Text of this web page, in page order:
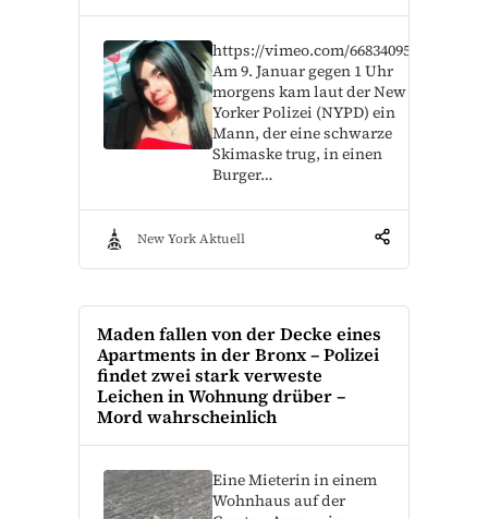
https://vimeo.com/668340952
Am 9. Januar gegen 1 Uhr
morgens kam laut der New
Yorker Polizei (NYPD) ein
Mann, der eine schwarze
Skimaske trug, in einen
Burger…
New York Aktuell
Maden fallen von der Decke eines
Apartments in der Bronx – Polizei
findet zwei stark verweste
Leichen in Wohnung drüber –
Mord wahrscheinlich
Eine Mieterin in einem
Wohnhaus auf der